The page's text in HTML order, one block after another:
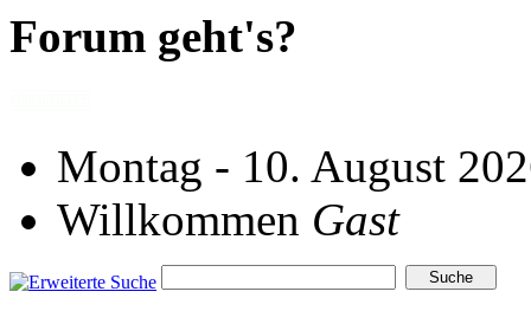
Forum geht's?
Montag - 10. August
Willkommen Gast